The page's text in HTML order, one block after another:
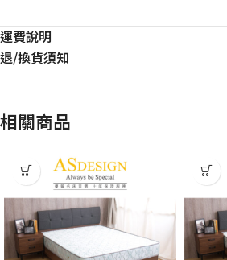
運費說明
退/換貨須知
相關商品